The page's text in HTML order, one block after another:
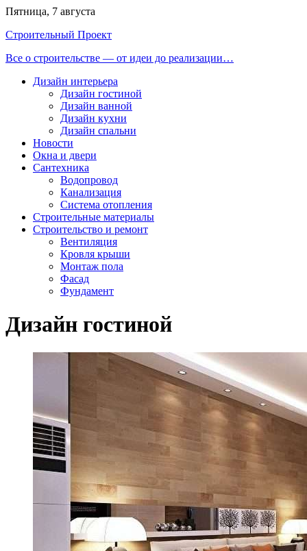
Перейти
содержимому
Пятница, 7 августа
Строительный Проект
Все о строительстве — от идеи до реализации…
Дизайн интерьера
Дизайн гостиной
Дизайн ванной
Дизайн кухни
Дизайн спальни
Новости
Окна и двери
Сантехника
Водопровод
Канализация
Система отопления
Строительные материалы
Строительство и ремонт
Вентиляция
Кровля крыши
Монтаж пола
Фасад
Фундамент
Дизайн гостиной